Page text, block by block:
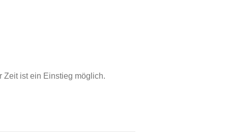
Zeit ist ein Einstieg möglich.